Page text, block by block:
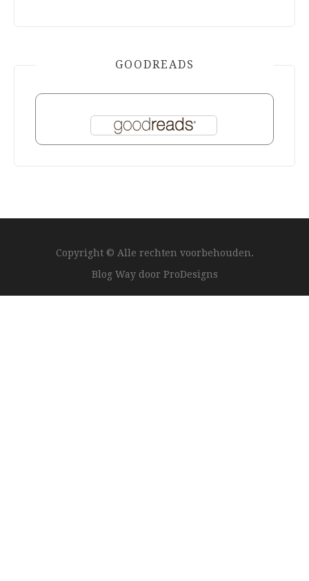
GOODREADS
Copyright © Alle rechten voorbehouden.
Blog Way door ProDesigns